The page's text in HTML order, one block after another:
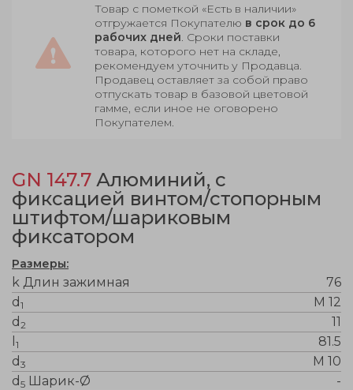
Товар с пометкой «Есть в наличии»
отгружается Покупателю в срок до 6
рабочих дней. Сроки поставки
товара, которого нет на складе,
рекомендуем уточнить у Продавца.
Продавец оставляет за собой право
отпускать товар в базовой цветовой
гамме, если иное не оговорено
Покупателем.
GN 147.7 Алюминий, с
фиксацией винтом/стопорным
штифтом/шариковым
фиксатором
Размеры:
k Длин зажимная
76
d 1
M 12
d 2
11
1
81.5
d 3
M 10
d 5 Шарик-Ø
-